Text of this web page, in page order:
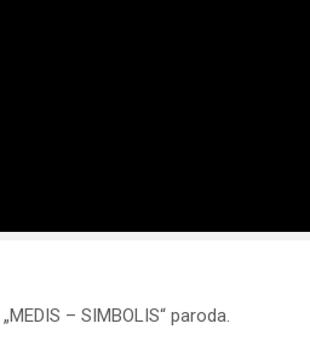
– SIMBOLIS“ paroda.